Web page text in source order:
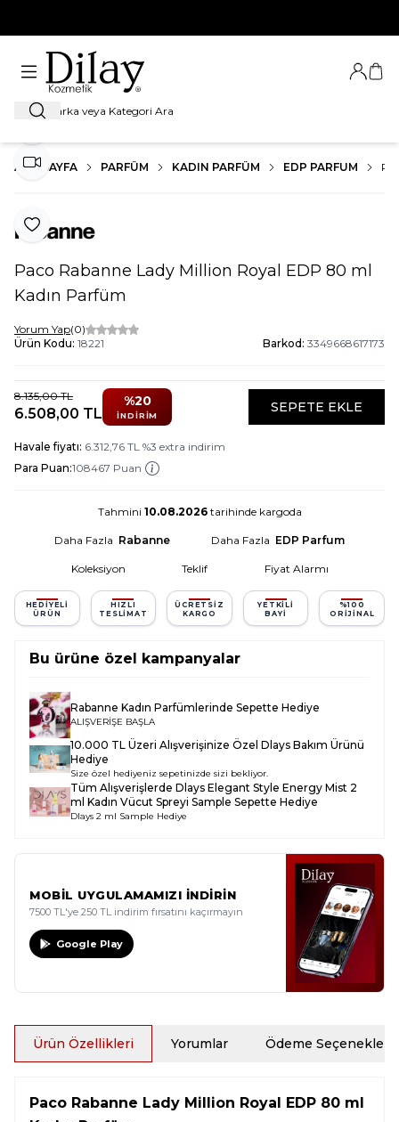
Ara
Giriş
ANA SAYFA PARFÜM KADIN PARFÜM EDP PARFUM
Favoriye Ekle
Video İzle
Paco Rabanne Lady Million Royal EDP 80 ml
Kadın Parfüm
Yorum Yap(0)
Ürün Kodu: 18221 Barkod: 3349668617173
8.135,00TL
6.508,00 TL
%20
İNDIRIM
SEPETE EKLE
Havale fiyatı: 6.312,76 TL %3 extra indirim
Para Puan:108467 Puan
Tahmini 10.08.2026tarihinde kargoda
Daha Fazla Rabanne Daha Fazla EDP Parfum
Koleksiyon Teklif Fiyat Alarmı
HEDIYELI
ÜRÜN
HIZLI
TESLIMAT
ÜCRETSIZ
KARGO
YETKILI
BAYI
%100
ORIJINAL
Bu ürüne özel kampanyalar
Rabanne Kadın Parfümlerinde Sepette Hediye
ALIŞVERİŞE BAŞLA
10.000 TL Üzeri Alışverişinize Özel Dlays Bakım Ürünü
Hediye
Size özel hediyeniz sepetinizde sizi bekliyor.
Tüm Alışverişlerde Dlays Elegant Style Energy Mist 2
ml Kadın Vücut Spreyi Sample Sepette Hediye
Dlays 2 ml Sample Hediye
MOBİL UYGULAMAMIZI İNDİRİN
7500 TL'ye 250 TL indirim fırsatını kaçırmayın
Google Play
Ürün Özellikleri Yorumlar Ödeme Seçenekleri
Paco Rabanne Lady Million Royal EDP 80 ml